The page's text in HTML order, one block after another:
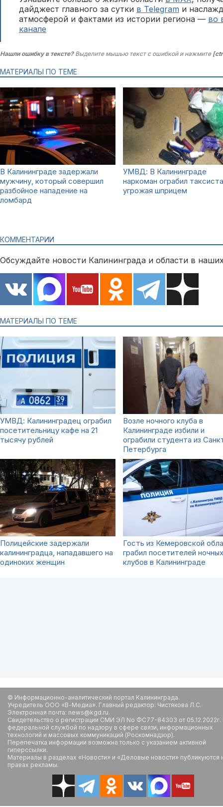
дайджест главного за сутки в Telegram и
атмосферой и фактами из истории региона — во
канале
Нашли ошибку в тексте?Выделите мышью текст с ошибкой и нажмите
МАТЕРИАЛЫ ПО ТЕМЕ
В Калининграде задержали
мужчину, который совершил
разбойное нападение на
ломбард
УМВД: В Калининграде
наркоман ограбил
угрожая шприцем
КОММЕНТАРИИ
Обсуждайте новости Калининграда и области в
МАТЕРИАЛЫ ПО ТЕМЕ
УМВД: Калининградец ограбил
посетительницу кафе на 21
тысячу рублей
Возле ночного клуба в
Калининграде избили и
ограбили студента из
Петербурга
Полицейские задержали
калининградца, нападавшего на
одиноких женщин
Гость из Кемеровской
грабил посетителей ночных
клубов в Калининграде
© Информационно-аналитический портал Калининграда.
Учредитель ООО «В-Медиа». Главный редактор: Чистякова Л.С.
Электронная почта: news@kgd.ru.
Свидетельство о регистрации СМИ ЭЛ No ФС77-84303 от
федеральной службой по надзору в сфере связи, информационных
технологий и массовых коммуникаций (Роскомнадзор).
Перепечатка информации возможна только с указанием активной
гиперссылки.
Материалы в разделах «Новости» и «Деловые новости» публикуются
правах рекламы.